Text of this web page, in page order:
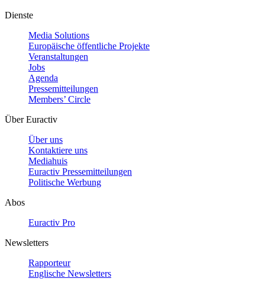
Dienste
Media Solutions
Europäische öffentliche Projekte
Veranstaltungen
Jobs
Agenda
Pressemitteilungen
Members’ Circle
Über Euractiv
Über uns
Kontaktiere uns
Mediahuis
Euractiv Pressemitteilungen
Politische Werbung
Abos
Euractiv Pro
Newsletters
Rapporteur
Englische Newsletters